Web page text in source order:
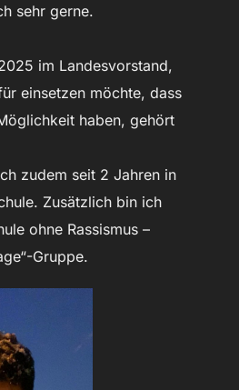
sehr gerne.
im Landesvorstand,
einsetzen möchte, dass
haben, gehört
zudem seit 2 Jahren in
Zusätzlich bin ich
ohne Rassismus –
Gruppe.